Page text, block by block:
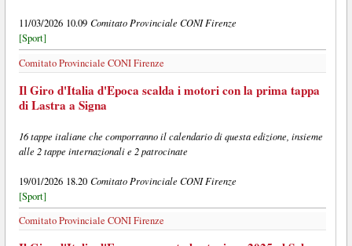
11/03/2026 10.09 Comitato Provinciale CONI Firenze
[Sport]
Comitato Provinciale CONI Firenze
Il Giro d'Italia d'Epoca scalda i motori con la prima tappa
di Lastra a Signa
16 tappe italiane che comporranno il calendario di questa edizione, insieme
alle 2 tappe internazionali e 2 patrocinate
19/01/2026 18.20 Comitato Provinciale CONI Firenze
[Sport]
Comitato Provinciale CONI Firenze